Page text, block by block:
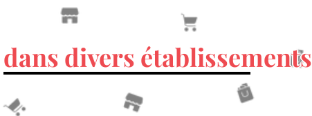
dans divers établissements